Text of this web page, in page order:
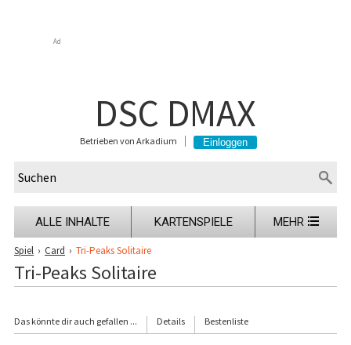
Ad
DSC DMAX
Betrieben von Arkadium
ALLE INHALTE KARTENSPIELE MEHR
Spiel › Card › Tri-Peaks Solitaire
Tri-Peaks Solitaire
Das könnte dir auch gefallen ... Details Bestenliste